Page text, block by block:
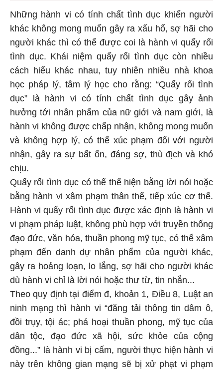
Những hành vi có tính chất tình dục khiến người
khác không mong muốn gây ra xấu hổ, sợ hãi cho
người khác thì có thể được coi là hành vi quấy rối
tình dục. Khái niệm quấy rối tình dục còn nhiều
cách hiểu khác nhau, tuy nhiên nhiều nhà khoa
học pháp lý, tâm lý học cho rằng: “Quấy rối tình
dục” là hành vi có tính chất tình dục gây ảnh
hưởng tới nhân phẩm của nữ giới và nam giới, là
hành vi không được chấp nhận, không mong muốn
và không hợp lý, có thể xúc phạm đối với người
nhận, gây ra sự bất ổn, đáng sợ, thù địch và khó
chịu.
Quấy rối tình dục có thể thể hiện bằng lời nói hoặc
bằng hành vi xâm phạm thân thể, tiếp xúc cơ thể.
Hành vi quấy rối tình dục được xác định là hành vi
vi phạm pháp luật, không phù hợp với truyền thống
đạo đức, văn hóa, thuần phong mỹ tục, có thể xâm
phạm đến danh dự nhân phẩm của người khác,
gây ra hoảng loạn, lo lắng, sợ hãi cho người khác
dù hành vi chỉ là lời nói hoặc thư từ, tin nhắn...
Theo quy định tại điểm đ, khoản 1, Điều 8, Luật an
ninh mạng thì hành vi “đăng tải thông tin dâm ô,
đồi trụy, tội ác; phá hoại thuần phong, mỹ tục của
dân tộc, đạo đức xã hội, sức khỏe của cộng
đồng...” là hành vi bị cấm, người thực hiện hành vi
này trên không gian mạng sẽ bị xử phạt vi phạm